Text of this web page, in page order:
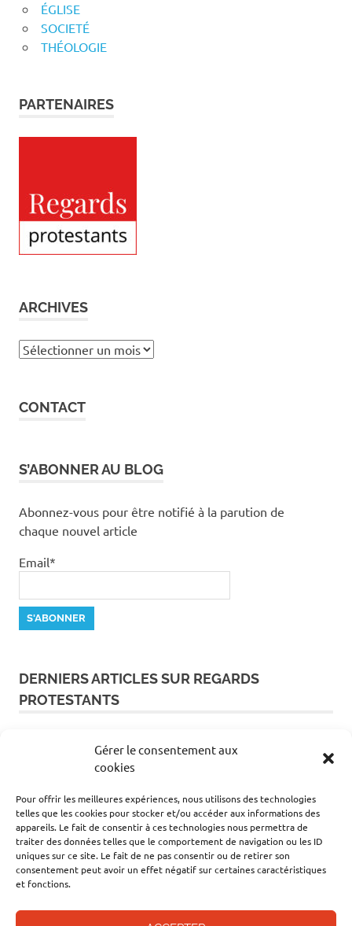
Gérer le consentement aux
cookies
Pour offrir les meilleures expériences, nous utilisons des technologies
telles que les cookies pour stocker et/ou accéder aux informations des
appareils. Le fait de consentir à ces technologies nous permettra de
traiter des données telles que le comportement de navigation ou les ID
uniques sur ce site. Le fait de ne pas consentir ou de retirer son
consentement peut avoir un effet négatif sur certaines caractéristiques
et fonctions.
ÉGLISE
SOCIETÉ
THÉOLOGIE
PARTENAIRES
ARCHIVES
Archives
CONTACT
S’ABONNER AU BLOG
Abonnez-vous pour être notifié à la parution de
chaque nouvel article
Email*
DERNIERS ARTICLES SUR REGARDS
PROTESTANTS
Promenade : le musée du Poitou protestant
Promenade dans le Montauban protestant
Quiz : connaissez-vous les caractéristiques des
temples protestants ?
La Terre considérée comme un être vivant